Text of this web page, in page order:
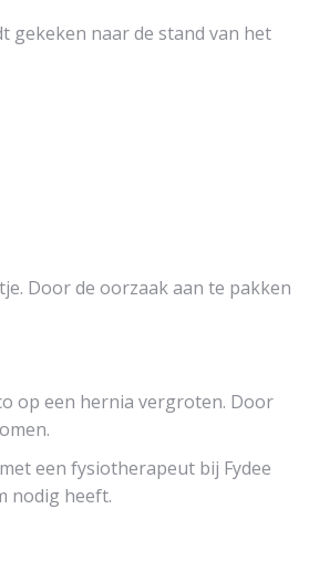
gekeken naar de stand van het
Door de oorzaak aan te pakken
op een hernia vergroten. Door
een fysiotherapeut bij Fydee
nodig heeft.